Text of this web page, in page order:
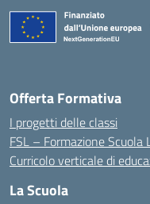
Offerta Formativa
I progetti delle classi
FSL – Formazione Scuola
Curricolo verticale di
La Scuola